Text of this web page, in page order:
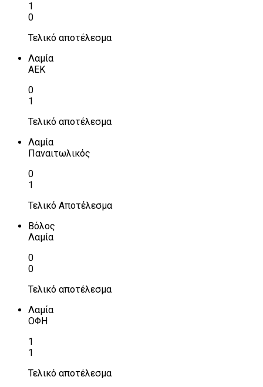
1
0
Τελικό αποτέλεσμα
Λαμία
ΑΕΚ
0
1
Τελικό αποτέλεσμα
Λαμία
Παναιτωλικός
0
1
Τελικό Αποτέλεσμα
Βόλος
Λαμία
0
0
Τελικό αποτέλεσμα
Λαμία
ΟΦΗ
1
1
Τελικό αποτέλεσμα